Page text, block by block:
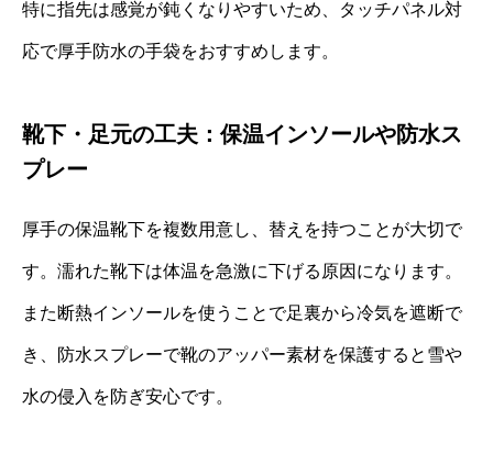
特に指先は感覚が鈍くなりやすいため、タッチパネル対
応で厚手防水の手袋をおすすめします。
靴下・足元の工夫：保温インソールや防水ス
プレー
厚手の保温靴下を複数用意し、替えを持つことが大切で
す。濡れた靴下は体温を急激に下げる原因になります。
また断熱インソールを使うことで足裏から冷気を遮断で
き、防水スプレーで靴のアッパー素材を保護すると雪や
水の侵入を防ぎ安心です。